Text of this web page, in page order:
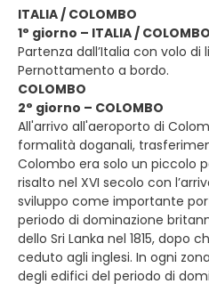
ITALIA / COLOMBO
1° giorno – ITALIA / COLOMBO
Partenza dall’Italia con volo di
Pernottamento a bordo.
COLOMBO
2° giorno – COLOMBO
All'arrivo all'aeroporto di
formalità doganali,
Colombo era solo un piccolo
risalto nel XVI secolo con
sviluppo come importante
periodo di dominazione
dello Sri Lanka nel 1815, dopo
ceduto agli inglesi. In ogni
degli edifici del periodo di